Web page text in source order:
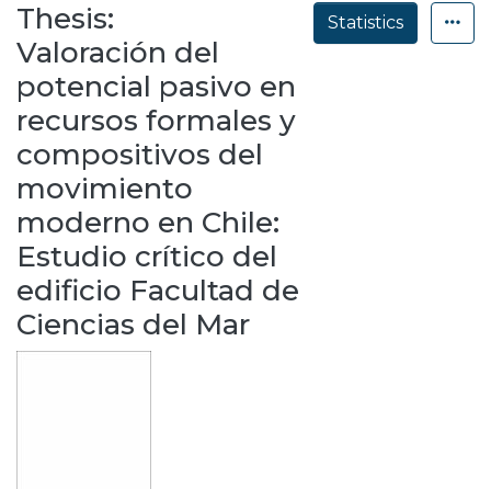
Depósito
Thesis:
Valoración del
potencial pasivo en
recursos formales y
compositivos del
movimiento
moderno en Chile:
Estudio crítico del
edificio Facultad de
Ciencias del Mar
Statistics